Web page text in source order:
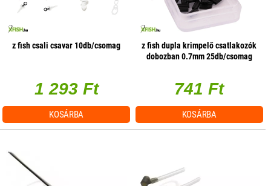
z fish csali csavar 10db/csomag
1 293 Ft
KOSÁRBA
z fish dupla krimpelő csatlakozók
dobozban 0.7mm 25db/csomag
741 Ft
KOSÁRBA